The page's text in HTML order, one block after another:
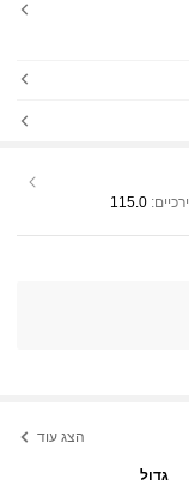
ירכיים: 115.0
הצג עוד
גדול